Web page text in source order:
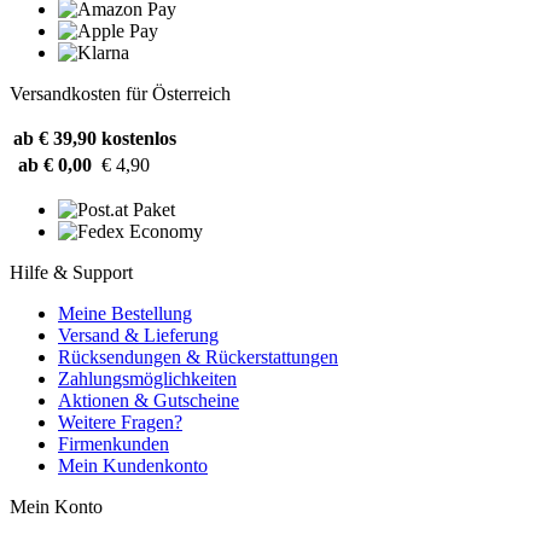
Versandkosten für Österreich
ab € 39,90 kostenlos
ab € 0,00 € 4,90
Hilfe & Support
Meine Bestellung
Versand & Lieferung
Rücksendungen & Rückerstattungen
Zahlungsmöglichkeiten
Aktionen & Gutscheine
Weitere Fragen?
Firmenkunden
Mein Kundenkonto
Mein Konto